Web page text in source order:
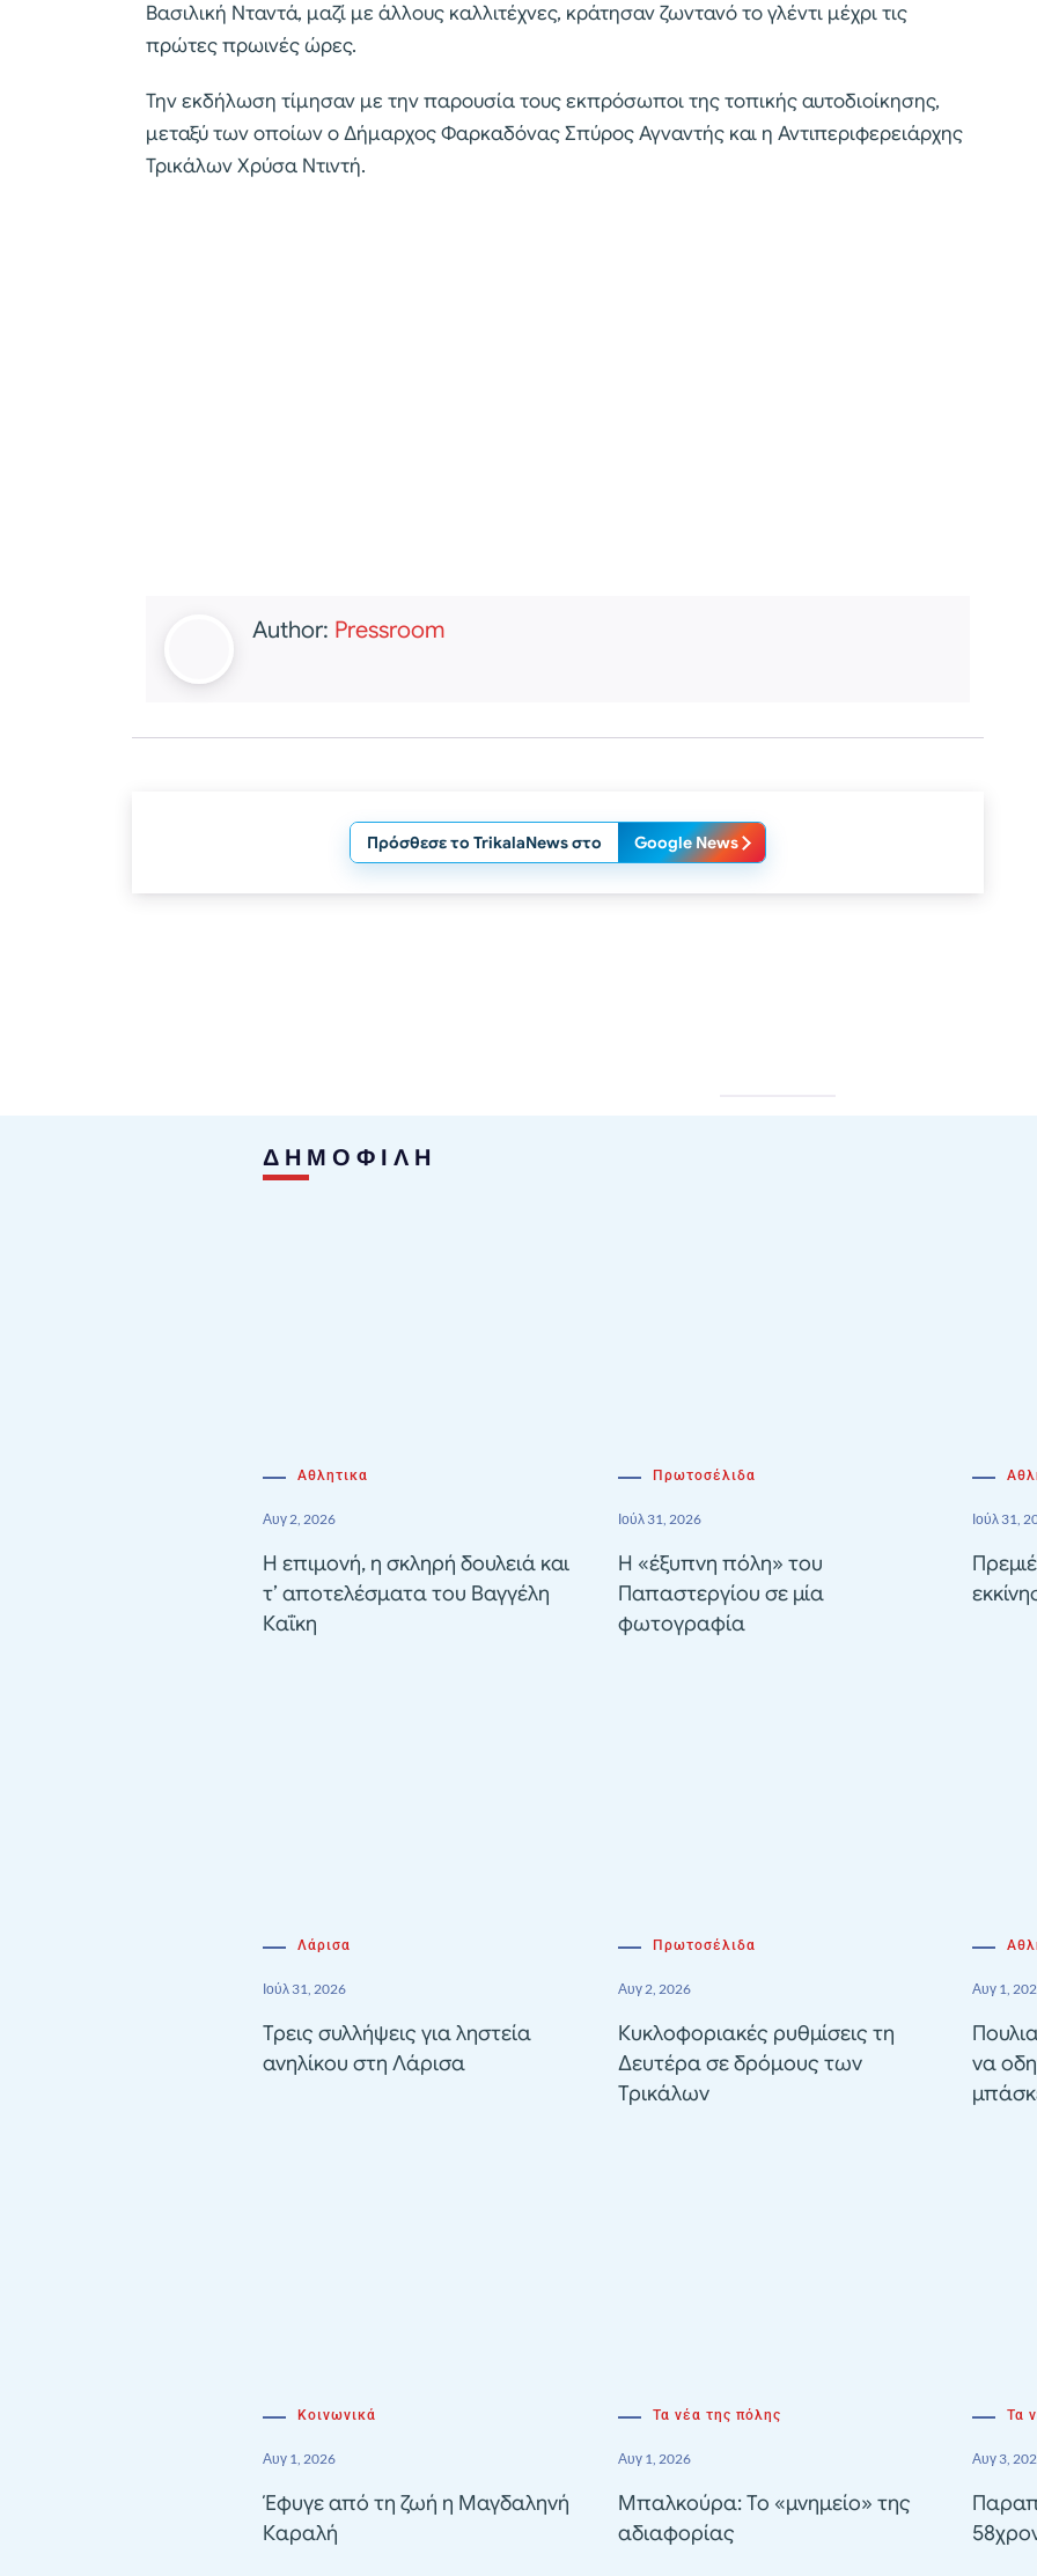
Βασιλική Νταντά, μαζί με άλλους καλλιτέχνες, κράτησαν ζωντανό το γλέντι μέχρι τις
πρώτες πρωινές ώρες.
Την εκδήλωση τίμησαν με την παρουσία τους εκπρόσωποι της τοπικής αυτοδιοίκησης,
μεταξύ των οποίων ο Δήμαρχος Φαρκαδόνας Σπύρος Αγναντής και η Αντιπεριφερειάρχης
Τρικάλων Χρύσα Ντιντή.
Author: Pressroom
Πρόσθεσε το TrikalaNews στο Google News
ΔΗΜΟΦΙΛΗ
Αθλητικα
Αυγ 2, 2026
Η επιμονή, η σκληρή δουλειά και
τ’ αποτελέσματα του Βαγγέλη
Καΐκη
Πρωτοσέλιδα
Ιούλ 31, 2026
Η «έξυπνη πόλη» του
Παπαστεργίου σε μία
φωτογραφία
Ιούλ 31,
Λάρισα
Ιούλ 31, 2026
Τρεις συλλήψεις για ληστεία
ανηλίκου στη Λάρισα
Πρωτοσέλιδα
Αυγ 2, 2026
Κυκλοφοριακές ρυθμίσεις τη
Δευτέρα σε δρόμους των
Τρικάλων
Αυγ 1,
να
Κοινωνικά
Αυγ 1, 2026
Έφυγε από τη ζωή η Μαγδαληνή
Καραλή
Τα νέα της πόλης
Αυγ 1, 2026
Μπαλκούρα: Το «μνημείο» της
αδιαφορίας
Τα
Αυγ 3,